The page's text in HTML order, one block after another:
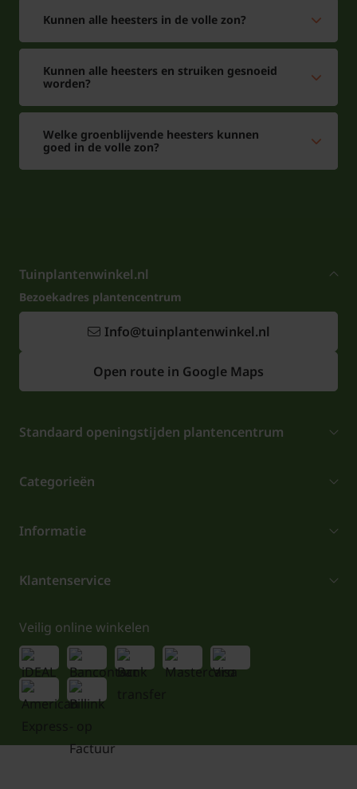
Kunnen alle heesters in de volle zon?
Kunnen alle heesters en struiken gesnoeid
worden?
Welke groenblijvende heesters kunnen
goed in de volle zon?
Tuinplantenwinkel.nl
Bezoekadres plantencentrum
Info@tuinplantenwinkel.nl
Open route in Google Maps
Standaard openingstijden plantencentrum
Categorieën
Informatie
Klantenservice
Veilig online winkelen